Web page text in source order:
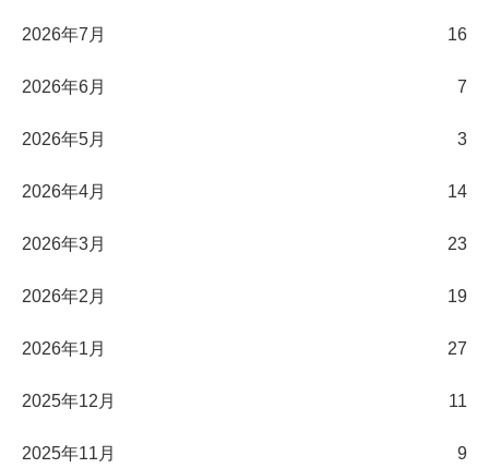
2026年7月 16
2026年6月 7
2026年5月 3
2026年4月 14
2026年3月 23
2026年2月 19
2026年1月 27
2025年12月 11
2025年11月 9